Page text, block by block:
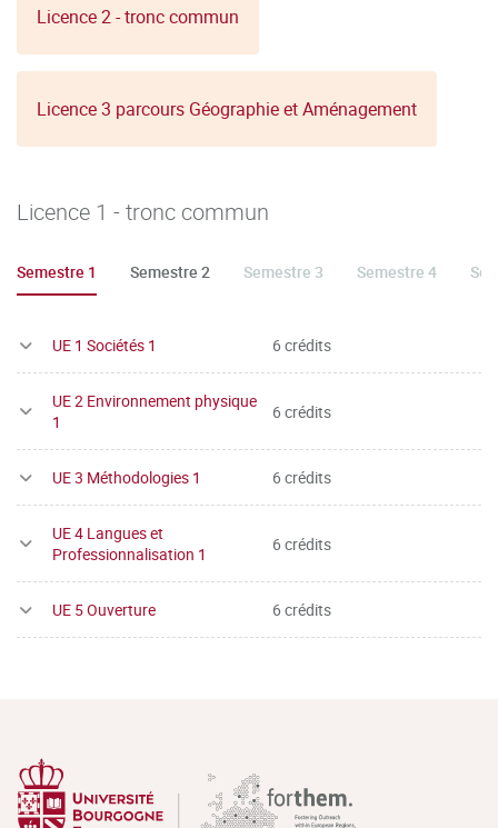
Licence 2 - tronc commun
Licence 3 parcours Géographie et Aménagement
Licence 1 - tronc commun
Semestre 1 Semestre 2 Semestre 3 Semestre 4
UE 1 Sociétés 1 6 crédits
UE 2 Environnement physique
1
6 crédits
UE 3 Méthodologies 1 6 crédits
UE 4 Langues et
Professionnalisation 1
6 crédits
UE 5 Ouverture 6 crédits